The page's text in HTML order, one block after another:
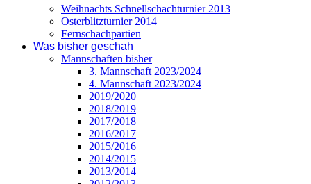
Weihnachts Schnellschachturnier 2013
Osterblitzturnier 2014
Fernschachpartien
Was bisher geschah
Mannschaften bisher
3. Mannschaft 2023/2024
4. Mannschaft 2023/2024
2019/2020
2018/2019
2017/2018
2016/2017
2015/2016
2014/2015
2013/2014